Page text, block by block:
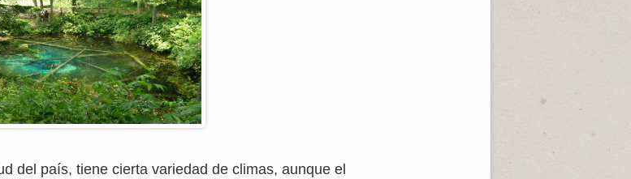
del país, tiene cierta variedad de climas, aunque el